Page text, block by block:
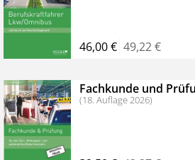
46,00 € 49,22 €
Fachkunde und
(18. Auflage 2026)